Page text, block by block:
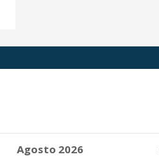
Agosto 2026